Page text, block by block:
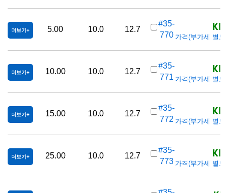
더보기 5.00 10.0 12.7
#35-
770 가격(부가세 별도
더보기 10.00 10.0 12.7
#35-
771 가격(부가세 별도
더보기 15.00 10.0 12.7
#35-
772 가격(부가세 별도
더보기 25.00 10.0 12.7
#35-
773 가격(부가세 별도